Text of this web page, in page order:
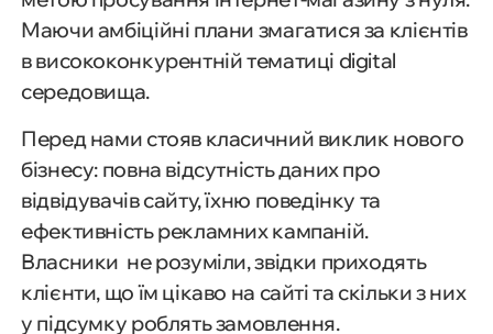
Маючи амбіційні плани змагатися за клієнтів
в висококонкурентній тематиці digital
середовища.
Перед нами стояв класичний виклик нового
бізнесу: повна відсутність даних про
відвідувачів сайту, їхню поведінку та
ефективність рекламних кампаній.
Власники не розуміли, звідки приходять
клієнти, що їм цікаво на сайті та скільки з них
у підсумку роблять замовлення.